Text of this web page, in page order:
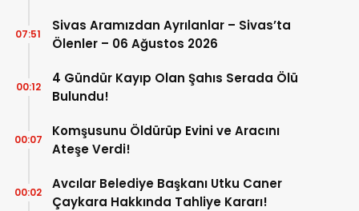
Sivas Aramızdan Ayrılanlar – Sivas’ta
Ölenler – 06 Ağustos 2026
07:51
4 Gündür Kayıp Olan Şahıs Serada Ölü
Bulundu!
00:12
Komşusunu Öldürüp Evini ve Aracını
Ateşe Verdi!
00:07
Avcılar Belediye Başkanı Utku Caner
Çaykara Hakkında Tahliye Kararı!
00:02